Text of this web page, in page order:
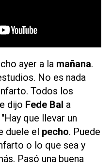
ayer a la mañana.
No es nada
Todos los
dijo Fede Bal a
que llevar un
duele el pecho. Puede
o lo que sea y
Pasó una buena